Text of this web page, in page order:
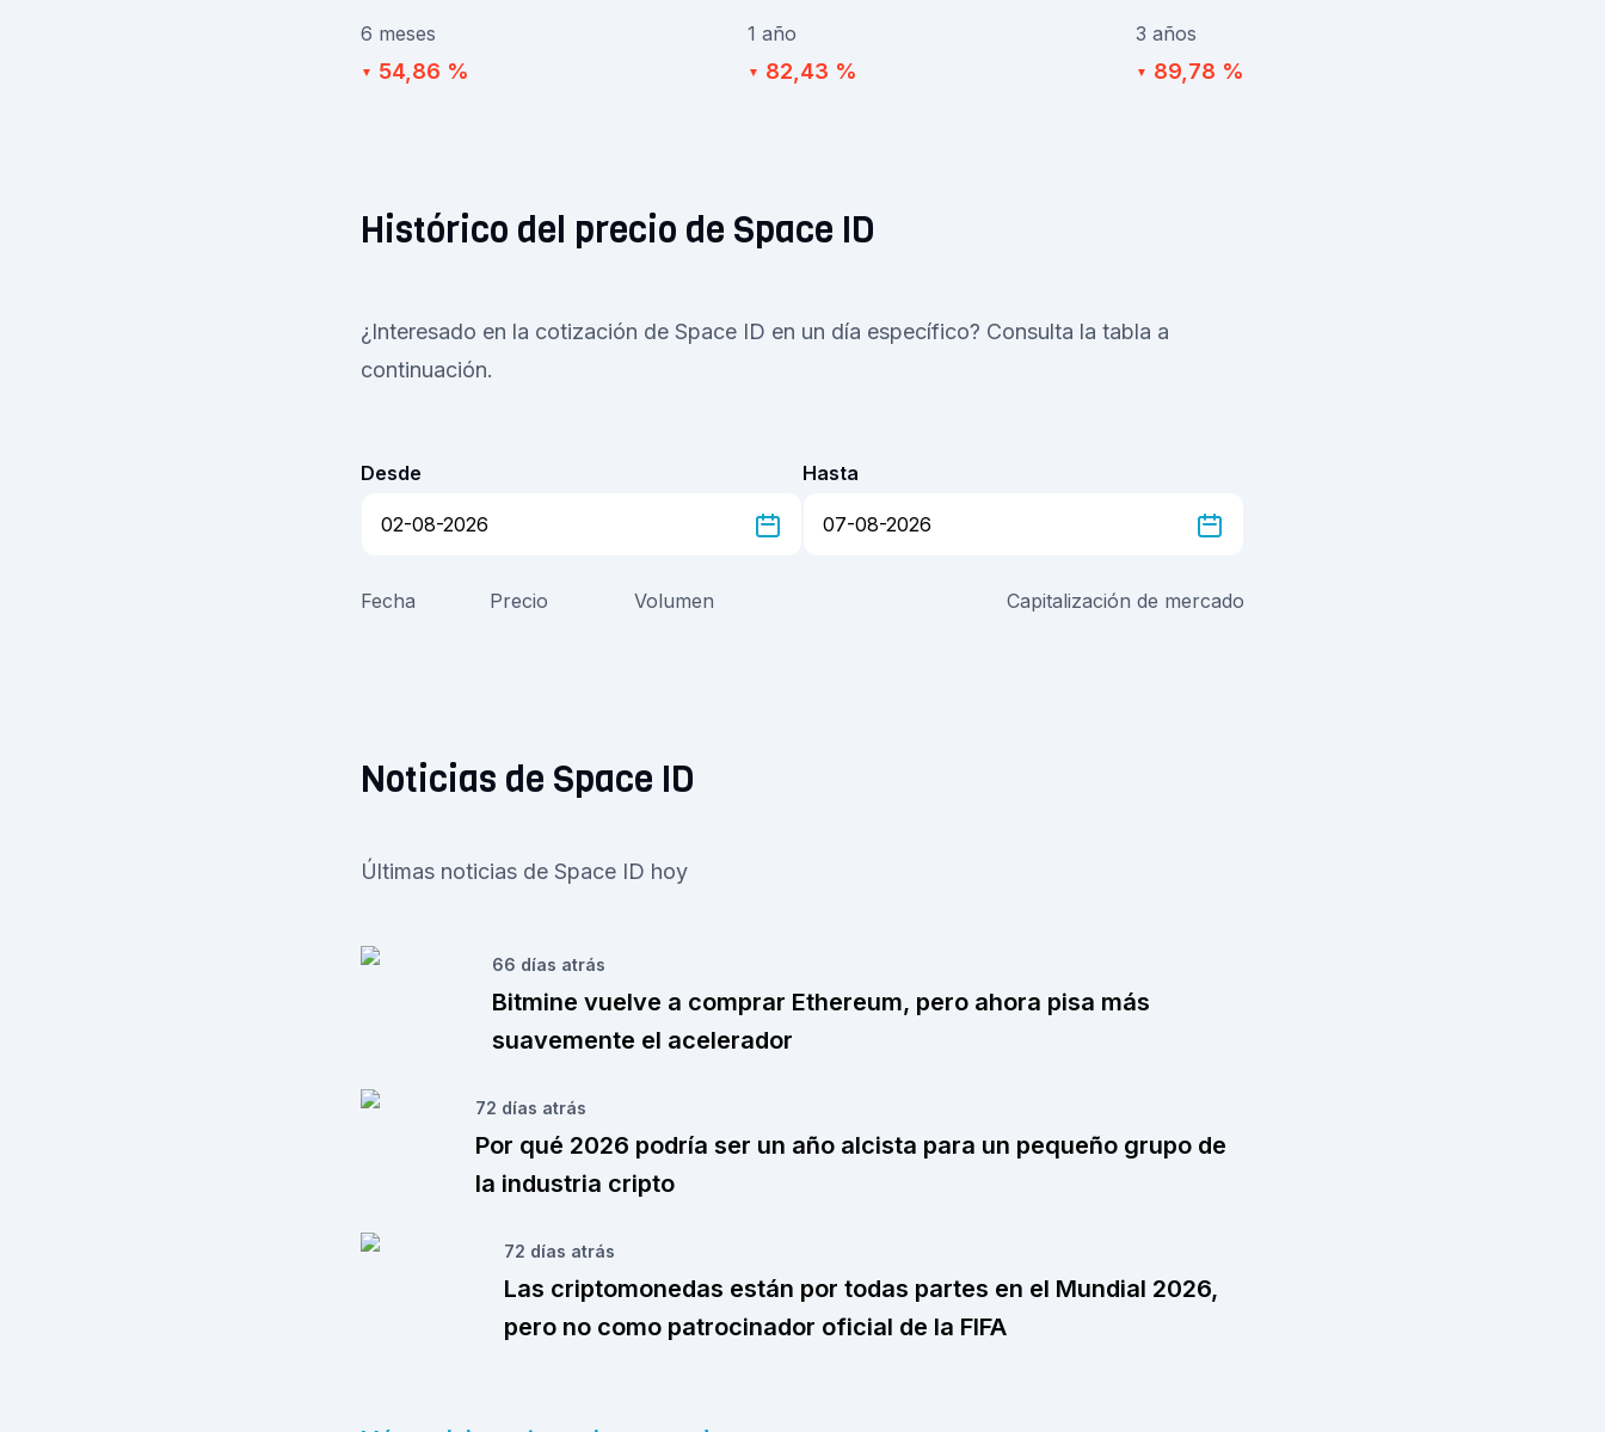
6 meses
▼ 54,86 %
1 año
▼ 82,43 %
3 años
▼ 89,78 %
Histórico del precio de Space ID
¿Interesado en la cotización de Space ID en un día específico? Consulta la tabla a
continuación.
Desde Hasta
Fecha Precio Volumen Capitalización de mercado
Noticias de Space ID
Últimas noticias de Space ID hoy
66 días atrás
Bitmine vuelve a comprar Ethereum, pero ahora pisa más
suavemente el acelerador
72 días atrás
Por qué 2026 podría ser un año alcista para un pequeño grupo de
la industria cripto
72 días atrás
Las criptomonedas están por todas partes en el Mundial 2026,
pero no como patrocinador oficial de la FIFA